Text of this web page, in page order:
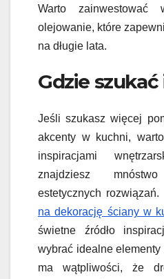
Warto zainwestować
olejowanie, które
na długie lata.
Gdzie
Jeśli szukasz więcej
akcenty w kuchni,
inspiracjami
znajdziesz
estetycznych rozwiązań.
na dekorację ściany w
świetne źródło
wybrać idealne
ma wątpliwości, że